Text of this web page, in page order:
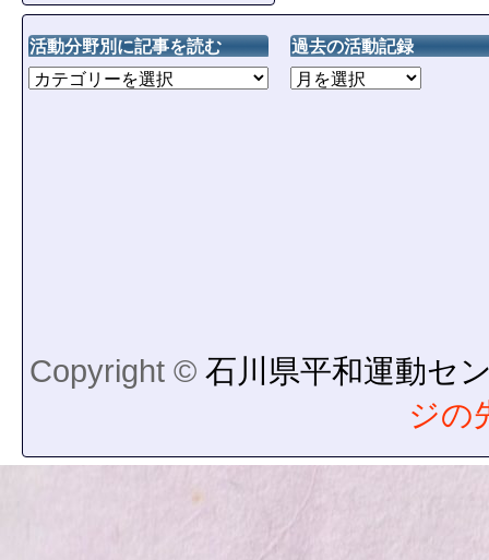
活動分野別に記事を読む 過去の活動記録
Copyright © 石川県平和運動セ
ジの